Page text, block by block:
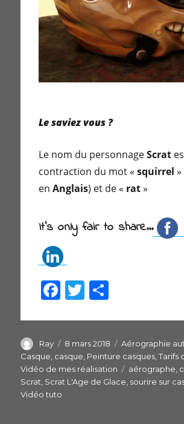
Le saviez vous ?
Le nom du personnageScrat
contraction du mot «squirrel »
enAnglais) et de « rat»
It's only fair to share...
F
c
e
b
o
o
T
itt
er
ta
g
er
Auteur
Ray
Publié
le
8 mars 2018 Catégories
Aérographie
Casque, casque, Peinture casques,Tarifs
Vidéo de mes réalisation
Étiquettes
aérographe,
Scrat, Scrat L'Age de Glace, sourire sur
Vidéo tuto